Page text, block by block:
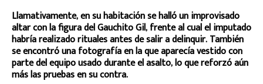
Llamativamente, en su habitación se halló un improvisado
altar con la figura del Gauchito Gil, frente al cual el imputado
habría realizado rituales antes de salir a delinquir. También
se encontró una fotografía en la que aparecía vestido con
parte del equipo usado durante el asalto, lo que reforzó aún
más las pruebas en su contra.